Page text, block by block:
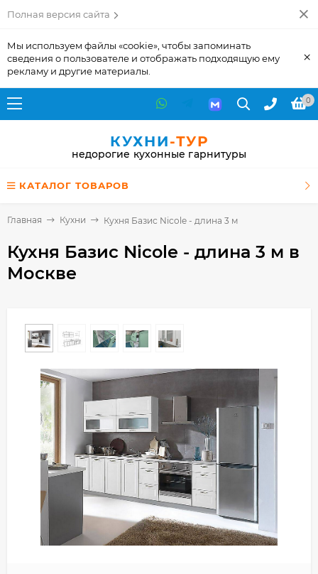
Полная версия сайта
Мы используем файлы «cookie», чтобы запоминать
сведения о пользователе и отображать подходящую ему
рекламу и другие материалы.
×
0
КУХНИ-ТУР
недорогие кухонные гарнитуры
КАТАЛОГ ТОВАРОВ
Главная Кухни Кухня Базис Nicole - длина 3 м
Кухня Базис Nicole - длина 3 м в
Москве